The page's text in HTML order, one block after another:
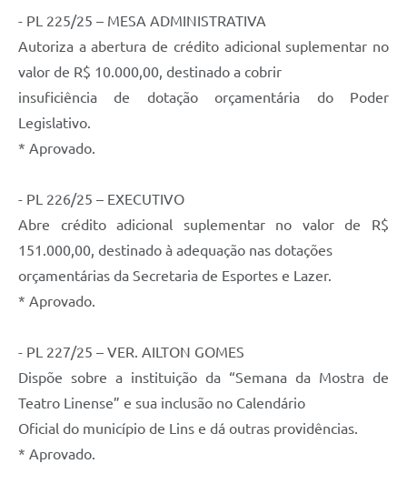
- PL 225/25 – MESA ADMINISTRATIVA
Autoriza a abertura de crédito adicional suplementar no
valor de R$ 10.000,00, destinado a cobrir
insuficiência de dotação orçamentária do Poder
Legislativo.
* Aprovado.
- PL 226/25 – EXECUTIVO
Abre crédito adicional suplementar no valor de R$
151.000,00, destinado à adequação nas dotações
orçamentárias da Secretaria de Esportes e Lazer.
* Aprovado.
- PL 227/25 – VER. AILTON GOMES
Dispõe sobre a instituição da “Semana da Mostra de
Teatro Linense” e sua inclusão no Calendário
Oficial do município de Lins e dá outras providências.
* Aprovado.